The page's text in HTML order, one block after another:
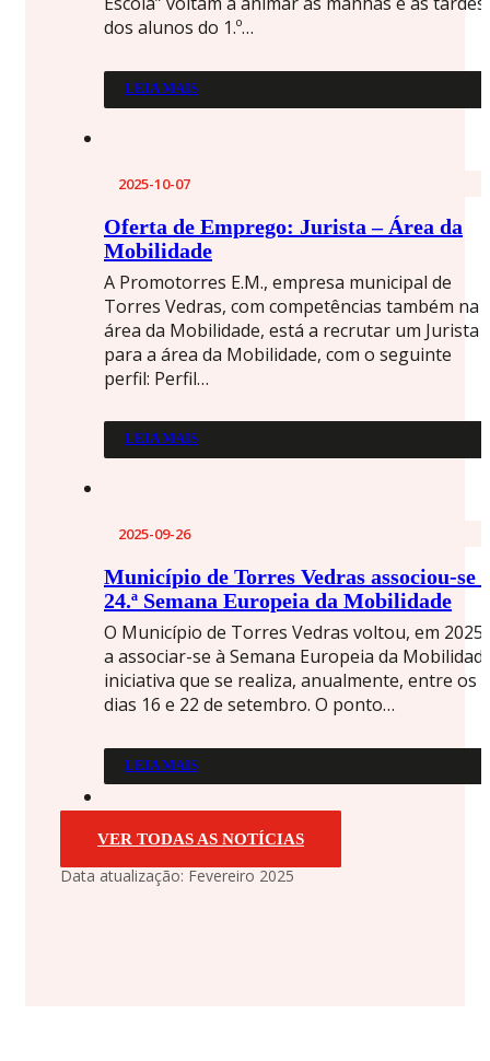
dos alunos do 1.º…
LEIA MAIS
2025-10-07
Oferta de Emprego: Jurista – Área da
Mobilidade
A Promotorres E.M., empresa municipal de
Torres Vedras, com competências também na
área da Mobilidade, está a recrutar um Jurista
para a área da Mobilidade, com o seguinte
perfil: Perfil…
LEIA MAIS
2025-09-26
Município de Torres Vedras associou-se
24.ª Semana Europeia da Mobilidade
O Município de Torres Vedras voltou, em 2025,
a associar-se à Semana Europeia da
iniciativa que se realiza, anualmente, entre os
dias 16 e 22 de setembro. O ponto…
LEIA MAIS
VER TODAS AS NOTÍCIAS
Data atualização: Fevereiro 2025